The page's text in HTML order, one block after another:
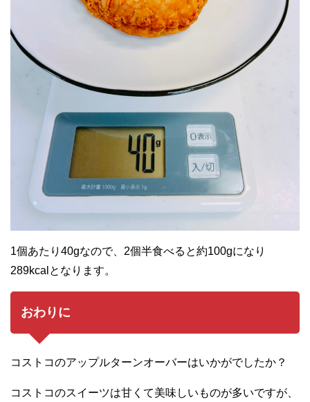
1個あたり40gなので、2個半食べると約100gになり
289kcalとなります。
おわりに
コストコのアップルターンオーバーはいかがでしたか？
コストコのスイーツは甘くて美味しいものが多いですが、